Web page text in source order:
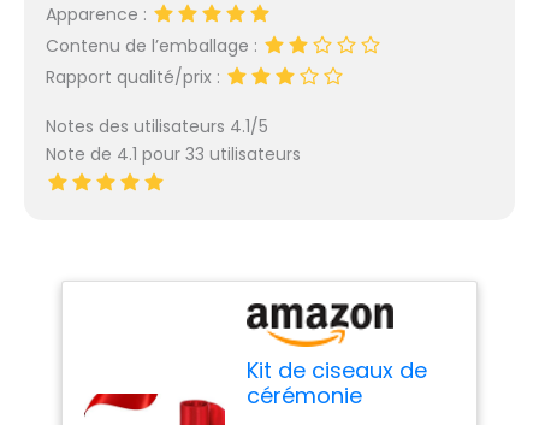
Apparence :
Contenu de l’emballage :
Rapport qualité/prix :
Notes des utilisateurs 4.1/5
Note de 4.1 pour 33 utilisateurs
Kit de ciseaux de
cérémonie